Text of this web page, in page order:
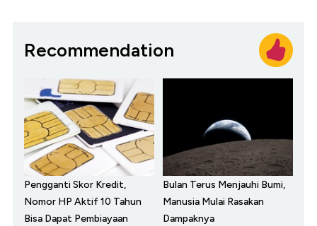
Recommendation
Pengganti Skor Kredit,
Nomor HP Aktif 10 Tahun
Bisa Dapat Pembiayaan
Bulan Terus Menjauhi Bumi,
Manusia Mulai Rasakan
Dampaknya